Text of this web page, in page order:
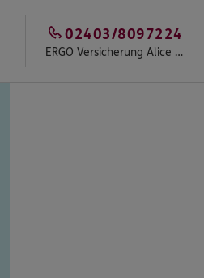
ERGO Versicherung Alice Czepiel
02403/8097224